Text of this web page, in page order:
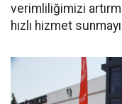
verimliliğimizi
hızlı hizmet